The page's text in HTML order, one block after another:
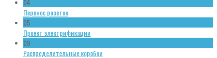
04
Перенос розеток
05
Проект электрификации
09
Распределительные коробки